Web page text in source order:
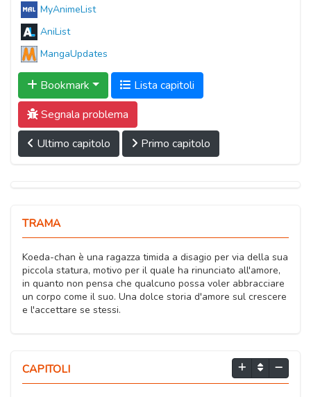
MyAnimeList
AniList
MangaUpdates
Bookmark
Lista capitoli
Segnala problema
Ultimo capitolo
Primo capitolo
TRAMA
Koeda-chan è una ragazza timida a disagio per via della sua
piccola statura, motivo per il quale ha rinunciato all'amore,
in quanto non pensa che qualcuno possa voler abbracciare
un corpo come il suo. Una dolce storia d'amore sul crescere
e l'accettare se stessi.
CAPITOLI